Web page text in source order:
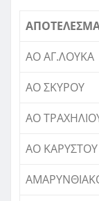
ΑΟ ΑΓ.ΛΟΥΚΑ
ΑΟ ΣΚΥΡΟΥ
ΑΟ
ΑΟ ΚΑΡΥΣΤΟΥ